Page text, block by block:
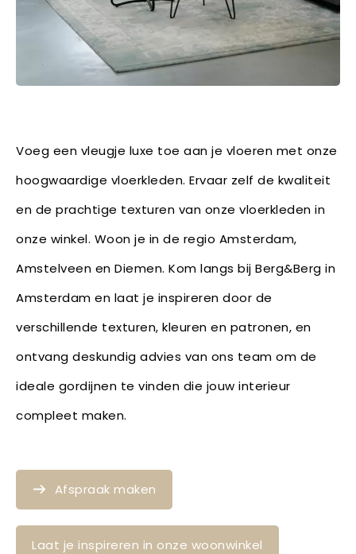
Voeg een vleugje luxe toe aan je vloeren met onze
hoogwaardige vloerkleden. Ervaar zelf de kwaliteit
en de prachtige texturen van onze vloerkleden in
onze winkel. Woon je in de regio Amsterdam,
Amstelveen en Diemen. Kom langs bij Berg&Berg in
Amsterdam en laat je inspireren door de
verschillende texturen, kleuren en patronen, en
ontvang deskundig advies van ons team om de
ideale gordijnen te vinden die jouw interieur
compleet maken.
Afspraak maken
Laat je inspireren in onze woonwinkel